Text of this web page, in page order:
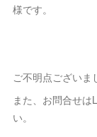
様です。
ご不明点ございま
また、お問合せは
い。